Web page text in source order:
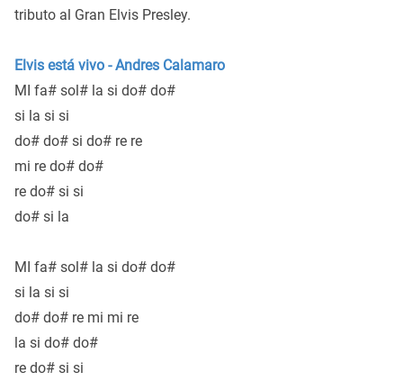
tributo al Gran Elvis Presley.
Elvis está vivo - Andres Calamaro
MI fa# sol# la si do# do#
si la si si
do# do# si do# re re
mi re do# do#
re do# si si
do# si la
MI fa# sol# la si do# do#
si la si si
do# do# re mi mi re
la si do# do#
re do# si si